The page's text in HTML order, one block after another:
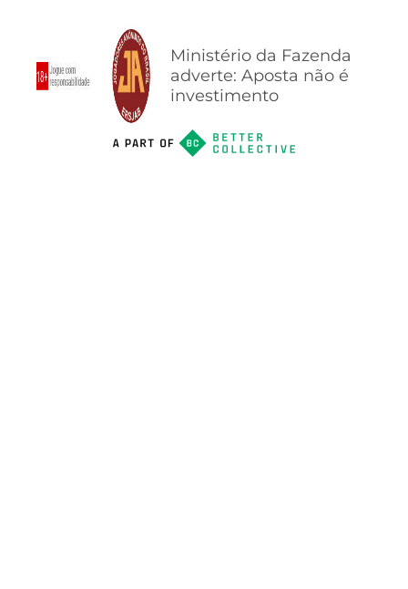
Ministério da Fazenda
adverte: Aposta não é
investimento